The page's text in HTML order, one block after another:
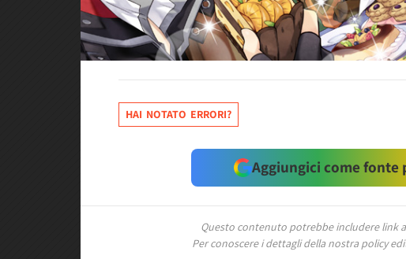
HAI NOTATO ERRORI?
Aggiungici come fonte
Questo contenuto potrebbe includere link
Per conoscere i dettagli della nostra policy